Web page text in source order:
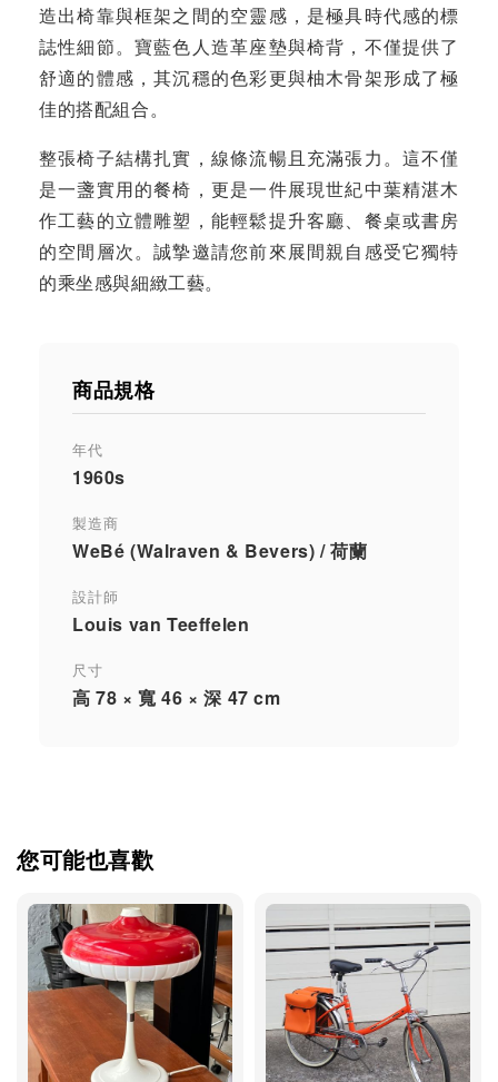
造出椅靠與框架之間的空靈感，是極具時代感的標
誌性細節。寶藍色人造革座墊與椅背，不僅提供了
舒適的體感，其沉穩的色彩更與柚木骨架形成了極
佳的搭配組合。
整張椅子結構扎實，線條流暢且充滿張力。這不僅
是一盞實用的餐椅，更是一件展現世紀中葉精湛木
作工藝的立體雕塑，能輕鬆提升客廳、餐桌或書房
的空間層次。誠摯邀請您前來展間親自感受它獨特
的乘坐感與細緻工藝。
商品規格
年代
1960s
製造商
WeBé (Walraven & Bevers) / 荷蘭
設計師
Louis van Teeffelen
尺寸
高 78 × 寬 46 × 深 47 cm
您可能也喜歡